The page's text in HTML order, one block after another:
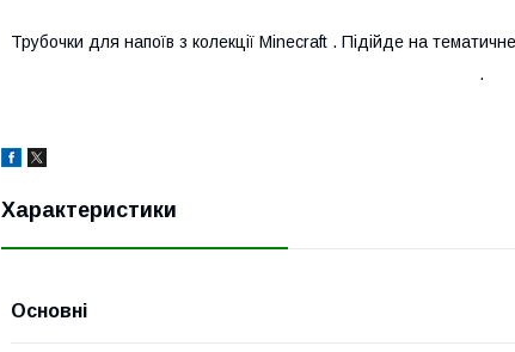
Трубочки для напоїв з колекції Minecraft . Підійде на
.
Характеристики
Основні